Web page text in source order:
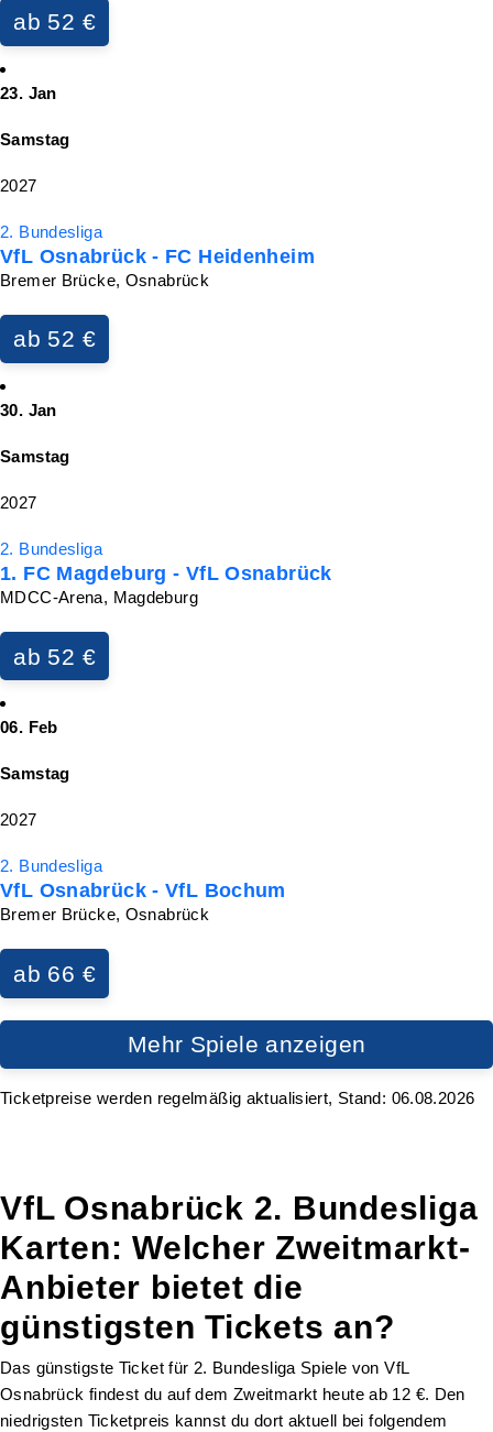
ab 52 €
23. Jan
Samstag
2027
2. Bundesliga
VfL Osnabrück - FC Heidenheim
Bremer Brücke, Osnabrück
ab 52 €
30. Jan
Samstag
2027
2. Bundesliga
1. FC Magdeburg - VfL Osnabrück
MDCC-Arena, Magdeburg
ab 52 €
06. Feb
Samstag
2027
2. Bundesliga
VfL Osnabrück - VfL Bochum
Bremer Brücke, Osnabrück
ab 66 €
Mehr Spiele anzeigen
Ticketpreise werden regelmäßig aktualisiert, Stand: 06.08.2026
VfL Osnabrück 2. Bundesliga
Karten: Welcher Zweitmarkt-
Anbieter bietet die
günstigsten Tickets an?
Das günstigste Ticket für 2. Bundesliga Spiele von VfL
Osnabrück findest du auf dem Zweitmarkt heute ab 12 €. Den
niedrigsten Ticketpreis kannst du dort aktuell bei folgendem